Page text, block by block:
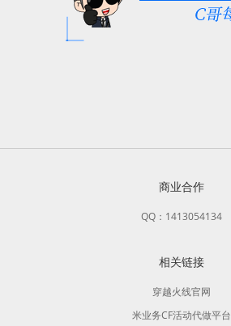
商业合作
QQ：1413054134
相关链接
穿越火线官网
米业务CF活动代做平台